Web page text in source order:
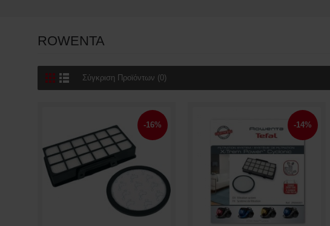
ROWENTA
Σύγκριση Προϊόντων (0)
-16% -14%